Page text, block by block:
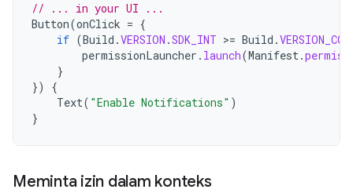
// ... in your UI ...
Button(onClick = {
if (Build .VERSION .SDK_INT >= Build .
permissionLauncher . launch(Manifest.
}
})
{
Text( "Enable Notifications" )
}
Meminta izin dalam konteks